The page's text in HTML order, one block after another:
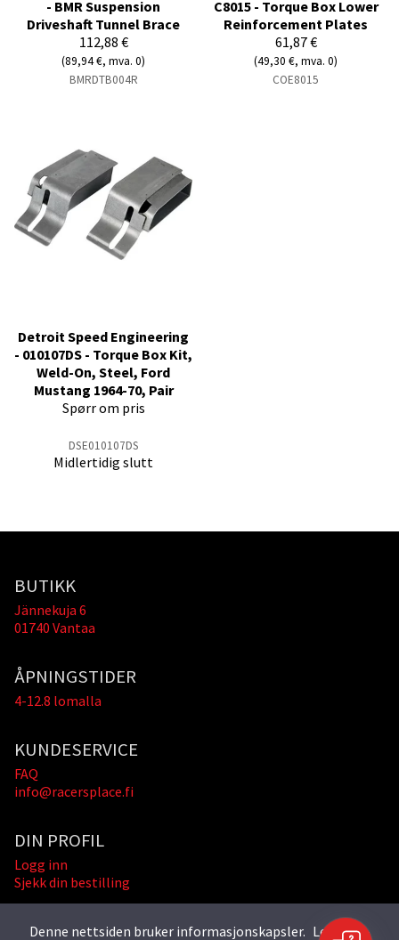
- BMR Suspension
Driveshaft Tunnel Brace
112,88 €
(89,94 €, mva. 0)
BMRDTB004R
C8015 - Torque Box Lower
Reinforcement Plates
61,87 €
(49,30 €, mva. 0)
COE8015
Detroit Speed Engineering
- 010107DS - Torque Box Kit,
Weld-On, Steel, Ford
Mustang 1964-70, Pair
Spørr om pris
DSE010107DS
Midlertidig slutt
BUTIKK
Jännekuja 6
01740 Vantaa
ÅPNINGSTIDER
4-12.8 lomalla
KUNDESERVICE
FAQ
info@racersplace.fi
DIN PROFIL
Logg inn
Sjekk din bestilling
Denne nettsiden bruker informasjonskapsler. Les mer »